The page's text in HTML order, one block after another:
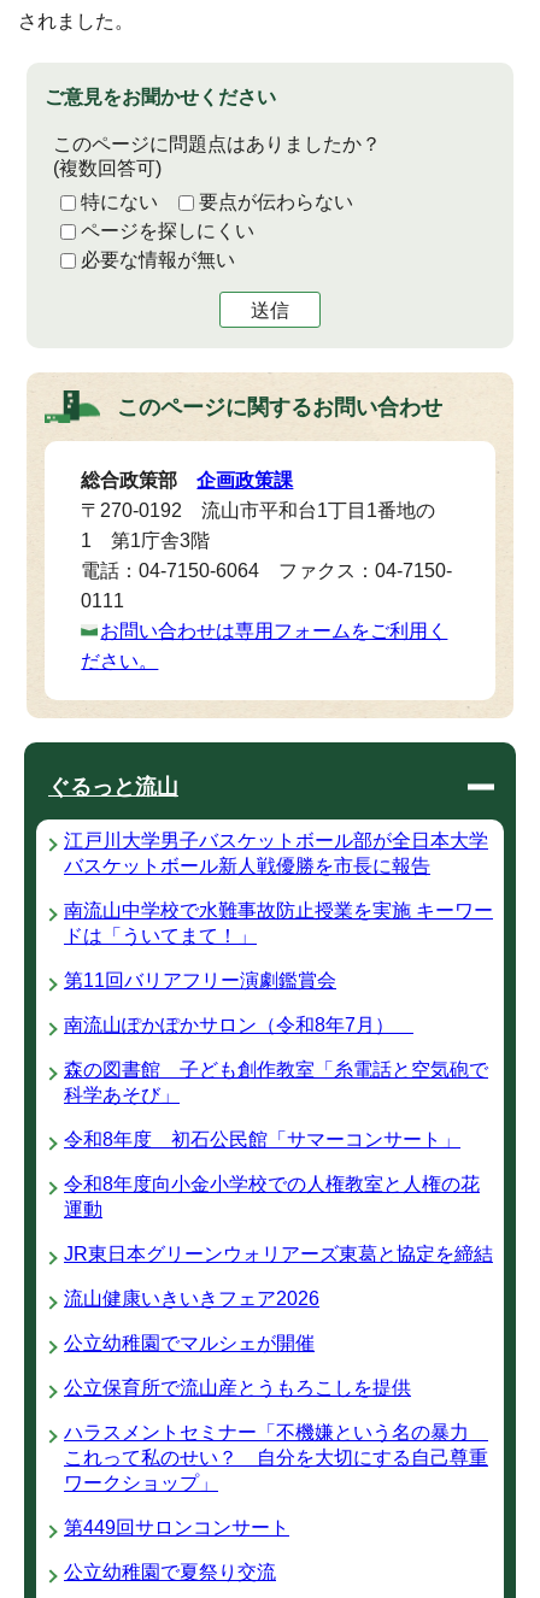
されました。
ご意見をお聞かせください
このページに問題点はありましたか？
(複数回答可)
特にない
要点が伝わらない
ページを探しにくい
必要な情報が無い
送信
このページに関するお問い合わせ
総合政策部企画政策課
〒270-0192 流山市平和台1丁目1番地の
1 第1庁舎3階
電話：04-7150-6064 ファクス：04-7150-
0111
お問い合わせは専用フォームをご利用く
ださい。
ぐるっと流山
江戸川大学男子バスケットボール部が全日本大学
バスケットボール新人戦優勝を市長に報告
南流山中学校で水難事故防止授業を実施 キーワー
ドは「ういてまて！」
第11回バリアフリー演劇鑑賞会
南流山ぽかぽかサロン（令和8年7月）
森の図書館 子ども創作教室「糸電話と空気砲で
科学あそび」
令和8年度 初石公民館「サマーコンサート」
令和8年度向小金小学校での人権教室と人権の花
運動
JR東日本グリーンウォリアーズ東葛と協定を締結
流山健康いきいきフェア2026
公立幼稚園でマルシェが開催
公立保育所で流山産とうもろこしを提供
ハラスメントセミナー「不機嫌という名の暴力
これって私のせい？ 自分を大切にする自己尊重
ワークショップ」
第449回サロンコンサート
公立幼稚園で夏祭り交流